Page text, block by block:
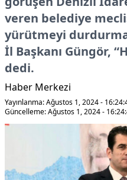
veren belediye
yürütmeyi
İl Başkanı Güngör,
dedi.
Haber Merkezi
Yayınlanma: Ağustos 1, 2024 -
Güncelleme: Ağustos 1, 2024 -